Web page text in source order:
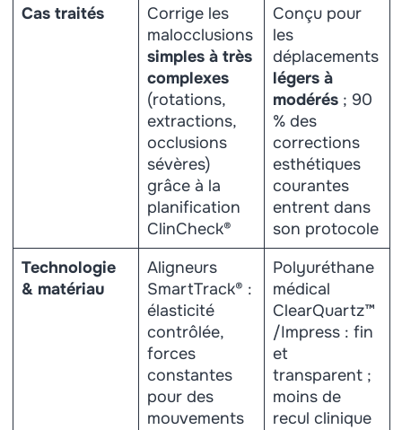
Cas traités
Corrige les
malocclusions
simples à très
complexes
(rotations,
extractions,
occlusions
sévères)
grâce à la
planification
ClinCheck®
Conçu pour
les
déplacements
légers à
modérés; 90
% des
corrections
esthétiques
courantes
entrent dans
son protocole
Technologie
& matériau
Aligneurs
SmartTrack® :
élasticité
contrôlée,
forces
constantes
pour des
mouvements
Polyuréthane
médical
ClearQuartz™
/Impress : fin
et
transparent ;
moins de
recul clinique